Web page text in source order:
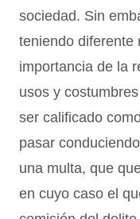
sociedad. Sin
teniendo diferente
importancia de la
usos y
ser calificado
pasar
una multa, que
en cuyo caso el